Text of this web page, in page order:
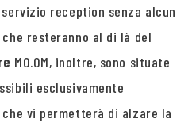
reception senza alcun
resteranno al di là del
MO.OM, inoltre, sono situate
esclusivamente
vi permetterà di alzare la